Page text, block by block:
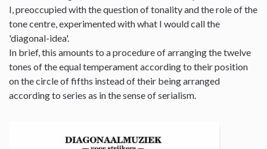
I, preoccupied with the question of tonality and the role of the
tone centre, experimented with what I would call the
'diagonal-idea'.
In brief, this amounts to a procedure of arranging the twelve
tones of the equal temperament according to their position
on the circle of fifths instead of their being arranged
according to series as in the sense of serialism.